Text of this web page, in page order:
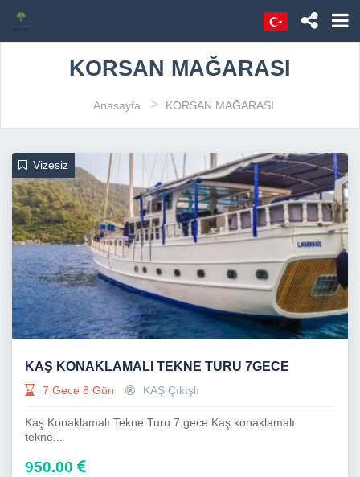
KORSAN MAĞARASI
Anasayfa > KORSAN MAĞARASI
Vizesiz
KAŞ KONAKLAMALI TEKNE TURU 7GECE
7 Gece 8 Gün KAŞ Çıkışlı
Kaş Konaklamalı Tekne Turu 7 gece Kaş konaklamalı
tekne...
950.00